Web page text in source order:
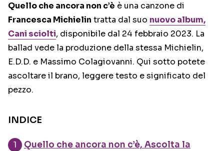
Quello che ancora non c’è è una canzone di
Francesca Michielin tratta dal suo nuovo album,
Cani sciolti, disponibile dal 24 febbraio 2023. La
ballad vede la produzione della stessa Michielin,
E.D.D. e Massimo Colagiovanni. Qui sotto potete
ascoltare il brano, leggere testo e significato del
pezzo.
INDICE
Quello che ancora non c’è, Ascolta la